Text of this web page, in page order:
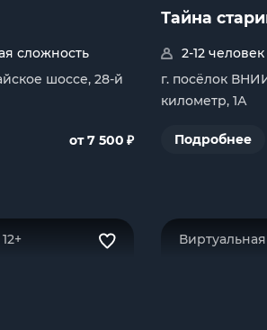
сложность
шоссе, 28-й
от 7 500 ₽
Тайна
2-12 человек
г. посёлок
километр, 1А
Подробнее